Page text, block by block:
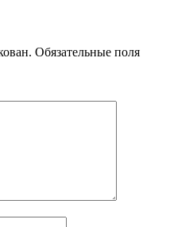
Обязательные поля